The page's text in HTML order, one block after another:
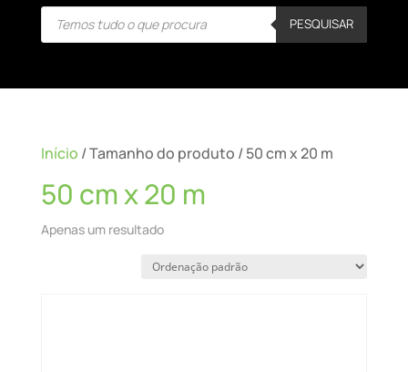
Products
search PESQUISAR
Início / Tamanho do produto / 50 cm x 20 m
50 cm x 20 m
Apenas um resultado